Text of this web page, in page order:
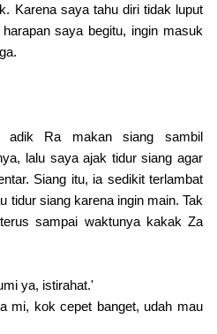
Karena saya tahu diri tidak luput
saya begitu, ingin masuk
adik Ra makan siang sambil
lalu saya ajak tidur siang agar
Siang itu, ia sedikit terlambat
tidur siang karena ingin main. Tak
sampai waktunya kakak Za
ya, istirahat.'
mi, kok cepet banget, udah mau